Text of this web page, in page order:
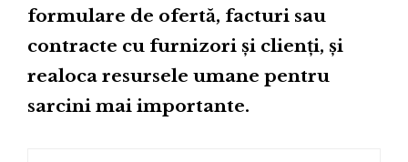
formulare de ofertă, facturi sau
contracte cu furnizori și clienți, și
realoca resursele umane pentru
sarcini mai importante.